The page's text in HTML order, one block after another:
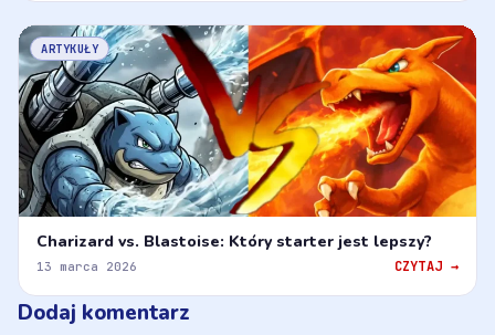
ARTYKUŁY
Charizard vs. Blastoise: Który starter jest lepszy?
13 marca 2026 CZYTAJ →
Dodaj komentarz